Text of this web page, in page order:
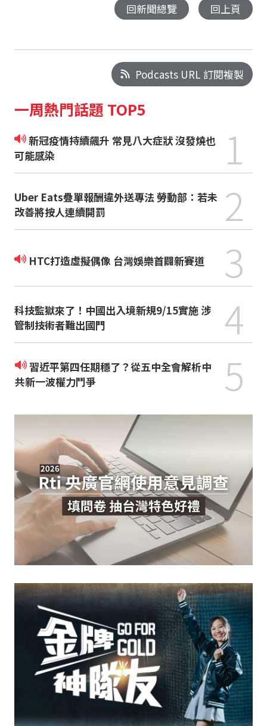
回新聞總覽 回上頁
Podcasts URL 訂閱複製
一周熱門話題 TOP5
新冠疫情持續飆升 常見八大症狀 沒發燒也
可能感染
1
Uber Eats疊單報酬違外送專法 勞動部：若未
改善將按人連續開罰
2
HTC打造虛擬偶像 台灣娛樂首闢新賽道 3
科技監獄來了！中國出入境新規9/15實施 涉
管制技術者難出國門
4
習近平第四任期穩了？從五中全會解析中
共新一波權力鬥爭
5